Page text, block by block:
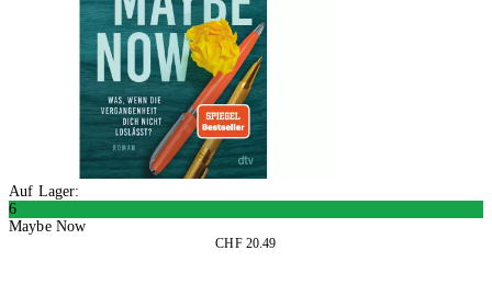
Auf Lager:
6
Maybe Now
CHF 20.49